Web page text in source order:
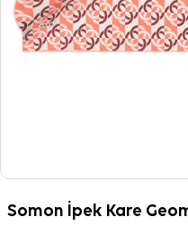
Somon İpek Kare